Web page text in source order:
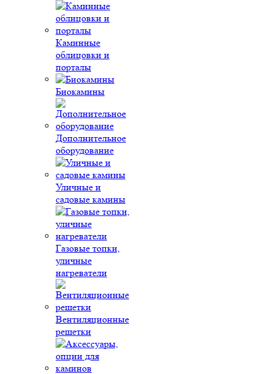
Каминные
облицовки и
порталы
Биокамины
Дополнительное
оборудование
Уличные и
садовые камины
Газовые топки,
уличные
нагреватели
Вентиляционные
решетки